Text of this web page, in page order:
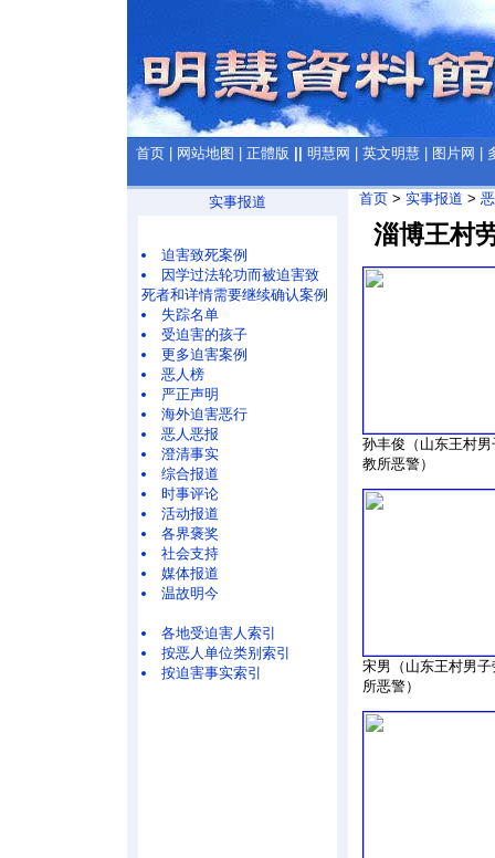
首页 网站地图 正體版 明慧网 英文明慧 图片网
实事报道
迫害致死案例
因学过法轮功而被迫害致
死者和详情需要继续确认案例
失踪名单
受迫害的孩子
更多迫害案例
恶人榜
严正声明
海外迫害恶行
恶人恶报
澄清事实
综合报道
时事评论
活动报道
各界褒奖
社会支持
媒体报道
温故明今
各地受迫害人索引
按恶人单位类别索引
按迫害事实索引
首页 > 实事报道 >
淄博王村
孙丰俊（山东王村男
教所恶警）
宋男（山东王村男子
所恶警）